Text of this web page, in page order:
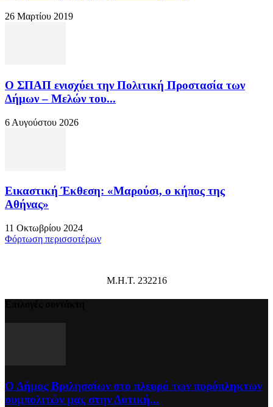
26 Μαρτίου 2019
Ο ΣΠΑΠ ενισχύει την Πολιτική Προστασία των
Δήμων – Μελών του...
6 Αυγούστου 2026
Εικαστική Έκθεση: «Μαρούσι, ο κήπος της
Αθήνας»
11 Οκτωβρίου 2024
Φόρτωση περισσοτέρων
Μ.Η.Τ. 232216
Ο Δήμος Βριλησσίων στο πλευρό των πυρόπληκτων
συμπολιτών μας στην Δυτική...